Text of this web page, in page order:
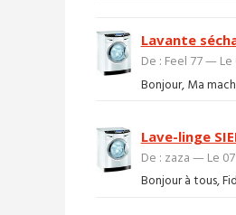
Lavante
De : Feel 77 —
Bonjour, Ma
Lave-linge
De : zaza — Le
Bonjour à tous,